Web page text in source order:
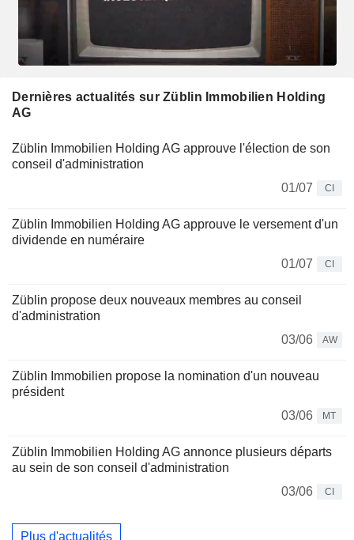
Dernières actualités sur Züblin Immobilien Holding
AG
Züblin Immobilien Holding AG approuve l'élection de son
conseil d'administration
01/07
CI
Züblin Immobilien Holding AG approuve le versement d'un
dividende en numéraire
01/07
CI
Züblin propose deux nouveaux membres au conseil
d'administration
03/06
AW
Züblin Immobilien propose la nomination d'un nouveau
président
03/06
MT
Züblin Immobilien Holding AG annonce plusieurs départs
au sein de son conseil d'administration
03/06
CI
Plus d'actualités